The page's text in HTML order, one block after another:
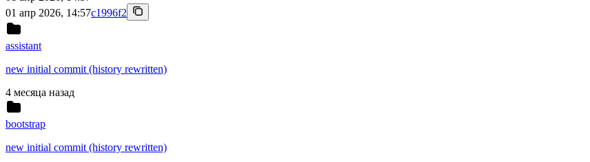
01 апр 2026, 14:57c1996f2
assistant
new initial commit (history rewritten)
4 месяца назад
bootstrap
new initial commit (history rewritten)